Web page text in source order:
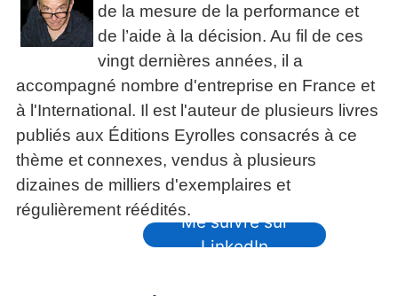
de la mesure de la performance et
de l’aide à la décision. Au fil de ces
vingt dernières années, il a
accompagné nombre d'entreprise en France et
à l'International. Il est l'auteur de plusieurs livres
publiés aux Éditions Eyrolles consacrés à ce
thème et connexes, vendus à plusieurs
dizaines de milliers d'exemplaires et
régulièrement réédités.
Me suivre sur
LinkedIn